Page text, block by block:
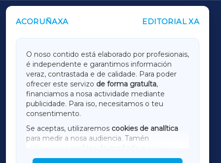
ACORUÑAXA EDITORIAL XA
O noso contido está elaborado por profesionais,
é independente e garantimos información
veraz, contrastada e de calidade. Para poder
ofrecer este servizo de forma gratuíta,
financiamos a nosa actividade mediante
publicidade. Para iso, necesitamos o teu
consentimento.
Se aceptas, utilizaremos cookies de analítica
para medir a nosa audiencia. Tamén
utilizaremos
cookies de marketing
mostrar publicidade de terceiros.
OUTROS PERIÓDICOS
LUGOXA
TERRACHAXA
AMARIÑAXA